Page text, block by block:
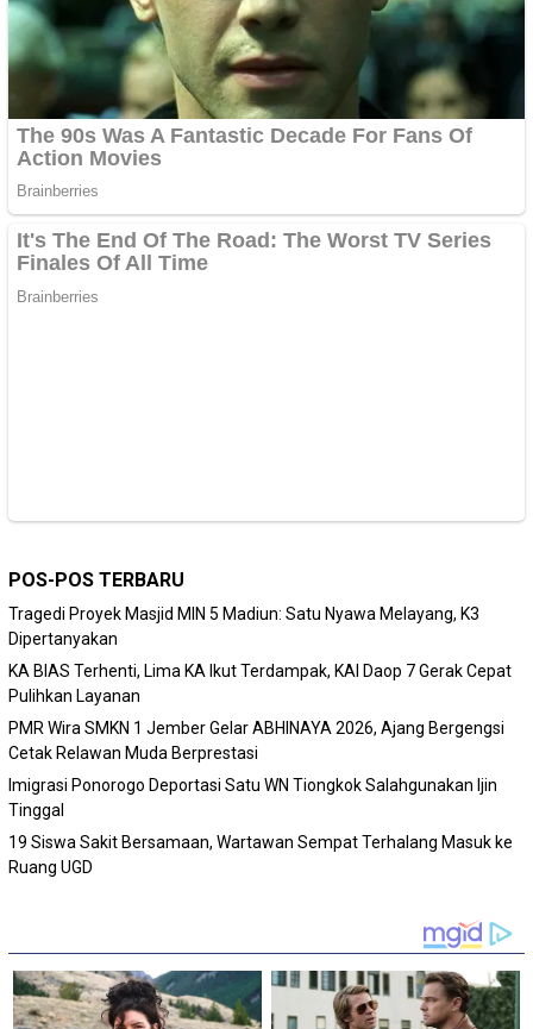
POS-POS TERBARU
Tragedi Proyek Masjid MIN 5 Madiun: Satu Nyawa Melayang, K3
Dipertanyakan
KA BIAS Terhenti, Lima KA Ikut Terdampak, KAI Daop 7 Gerak Cepat
Pulihkan Layanan
PMR Wira SMKN 1 Jember Gelar ABHINAYA 2026, Ajang Bergengsi
Cetak Relawan Muda Berprestasi
Imigrasi Ponorogo Deportasi Satu WN Tiongkok Salahgunakan Ijin
Tinggal
19 Siswa Sakit Bersamaan, Wartawan Sempat Terhalang Masuk ke
Ruang UGD